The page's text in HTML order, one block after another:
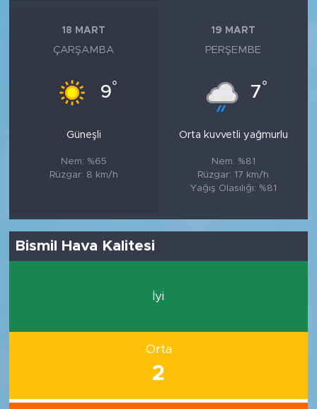
18 MART
ÇARŞAMBA
9°
Güneşli
Nem: %65
Rüzgar: 8 km/h
19 MART
PERŞEMBE
7°
Orta kuvvetli yağmurlu
Nem: %81
Rüzgar: 17 km/h
Yağış Olasılığı: %81
Bismil Hava Kalitesi
İyi
Orta
2